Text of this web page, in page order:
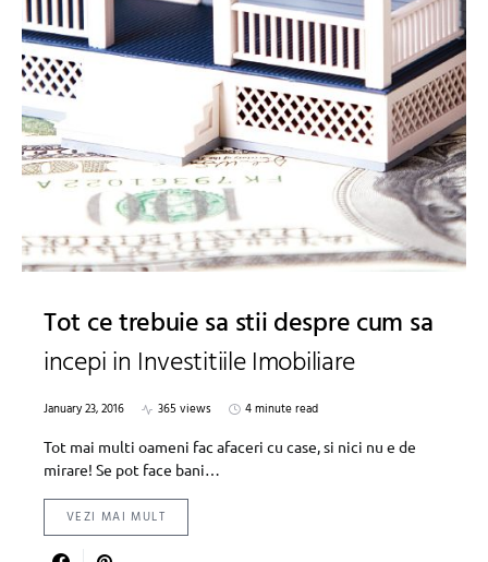
Tot ce trebuie sa stii despre cum sa
incepi in Investitiile Imobiliare
January 23, 2016 365 views
4 minute read
Tot mai multi oameni fac afaceri cu case, si nici nu e de
mirare! Se pot face bani…
VEZI MAI MULT